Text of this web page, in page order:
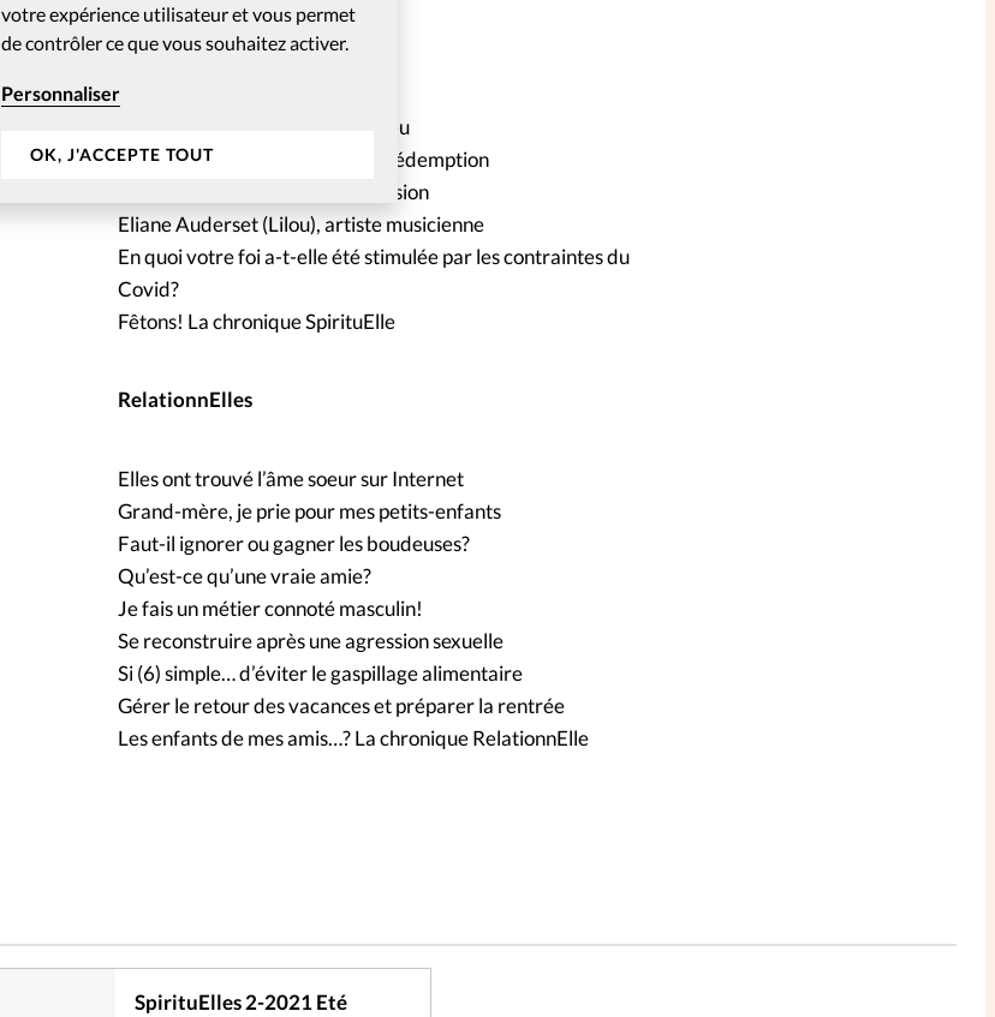
votre expérience utilisateur et vous permet
de contrôler ce que vous souhaitez activer.
Personnaliser
OK, J'ACCEPTE TOUT
SpirituElles
Mes études pour la gloire de Dieu
Ruth et Noémie, du drame à la rédemption
Je découvre la prière d’intercession
Eliane Auderset (Lilou), artiste musicienne
En quoi votre foi a-t-elle été stimulée par les contraintes du
Covid?
Fêtons! La chronique SpirituElle
RelationnElles
Elles ont trouvé l’âme soeur sur Internet
Grand-mère, je prie pour mes petits-enfants
Faut-il ignorer ou gagner les boudeuses?
Qu’est-ce qu’une vraie amie?
Je fais un métier connoté masculin!
Se reconstruire après une agression sexuelle
Si (6) simple… d’éviter le gaspillage alimentaire
Gérer le retour des vacances et préparer la rentrée
Les enfants de mes amis…? La chronique RelationnElle
SpirituElles 2-2021 Eté